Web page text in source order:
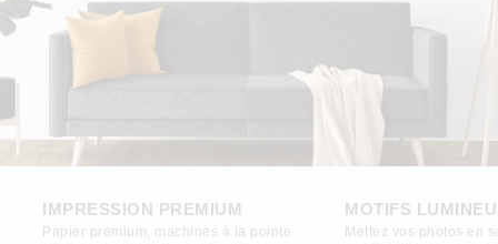
IMPRESSION PREMIUM
Papier premium, machines à la pointe
MOTIFS
Mettez vos photos en